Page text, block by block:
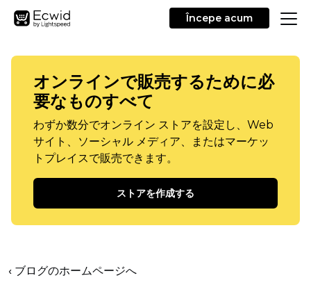
Începe acum
オンラインで販売するために必
要なものすべて
わずか数分でオンライン ストアを設定し、Web
サイト、ソーシャル メディア、またはマーケッ
トプレイスで販売できます。
ストアを作成する
‹ ブログのホームページへ